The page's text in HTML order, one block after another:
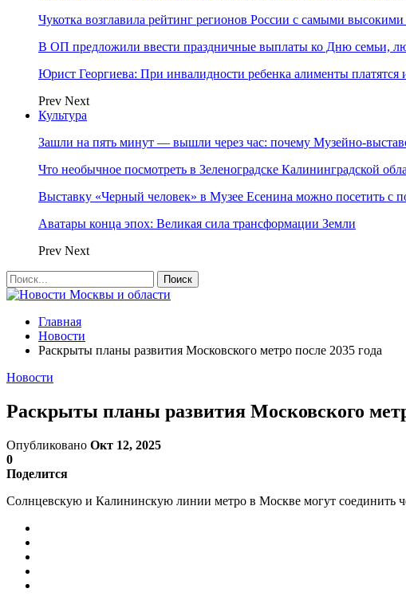
Чукотка возглавила рейтинг регионов России с самыми
В ОП предложили ввести праздничные выплаты ко Дню семьи,
Юрист Георгиева: При инвалидности ребенка алименты платятся
Prev Next
Культура
Зашли на пять минут — вышли через час: почему Музейно-
Что необычное посмотреть в Зеленоградске Калининградской
Выставку «Черный человек» в Музее Есенина можно посетить
Аватары конца эпох: Великая сила трансформации Земли
Prev Next
Главная
Новости
Раскрыты планы развития Московского метро после 2035 года
Новости
Раскрыты планы развития Московского
Опубликовано Окт 12, 2025
0
Поделится
Солнцевскую и Калининскую линии метро в Москве могут соединить